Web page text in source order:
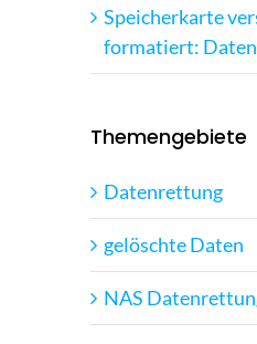
Speicherkarte
formatiert:
Themengebiete
Datenrettung
gelöschte Daten
NAS